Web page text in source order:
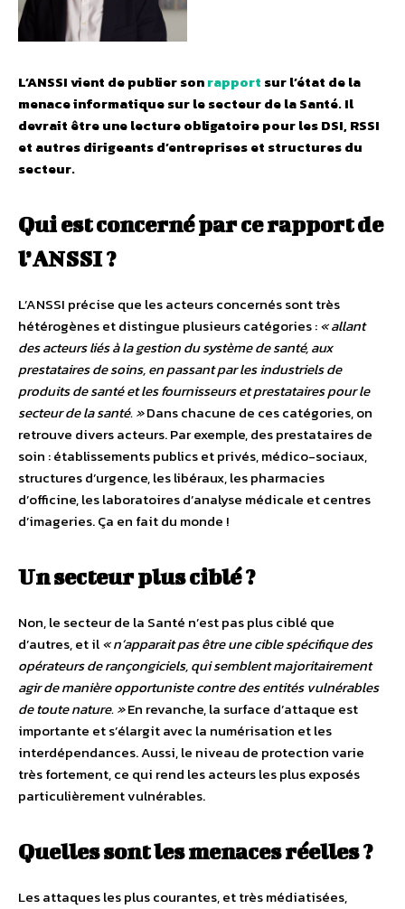
L’ANSSI vient de publier sonrapport sur l’état de la
menace informatique sur le secteur de la Santé. Il
devrait être une lecture obligatoire pour les DSI, RSSI
et autres dirigeants d’entreprises et structures du
secteur.
Qui est concerné par ce rapport de
l’ANSSI ?
L’ANSSI précise que les acteurs concernés sont très
hétérogènes et distingue plusieurs catégories :« allant
des acteurs liés à la gestion du système de santé, aux
prestataires de soins, en passant par les industriels de
produits de santé et les fournisseurs et prestataires pour le
secteur de la santé. »Dans chacune de ces catégories, on
retrouve divers acteurs. Par exemple, des prestataires de
soin : établissements publics et privés, médico-sociaux,
structures d’urgence, les libéraux, les pharmacies
d’officine, les laboratoires d’analyse médicale et centres
d’imageries. Ça en fait du monde !
Un secteur plus ciblé ?
Non, le secteur de la Santé n’est pas plus ciblé que
d’autres, et il« n’apparait pas être une cible spécifique des
opérateurs de rançongiciels, qui semblent majoritairement
agir de manière opportuniste contre des entités vulnérables
de toute nature. »En revanche, la surface d’attaque est
importante et s’élargit avec la numérisation et les
interdépendances. Aussi, le niveau de protection varie
très fortement, ce qui rend les acteurs les plus exposés
particulièrement vulnérables.
Quelles sont les menaces réelles ?
Les attaques les plus courantes, et très médiatisées,